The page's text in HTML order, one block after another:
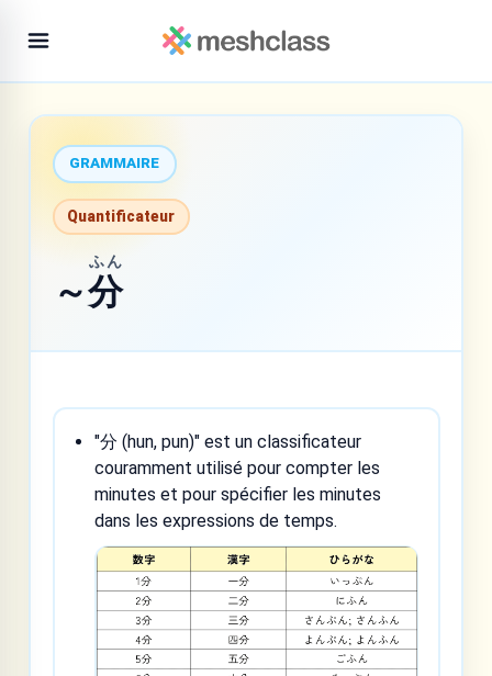
GRAMMAIRE
Quantificateur
～分
ふん
"分 (hun, pun)" est un classificateur
couramment utilisé pour compter les
minutes et pour spécifier les minutes
dans les expressions de temps.